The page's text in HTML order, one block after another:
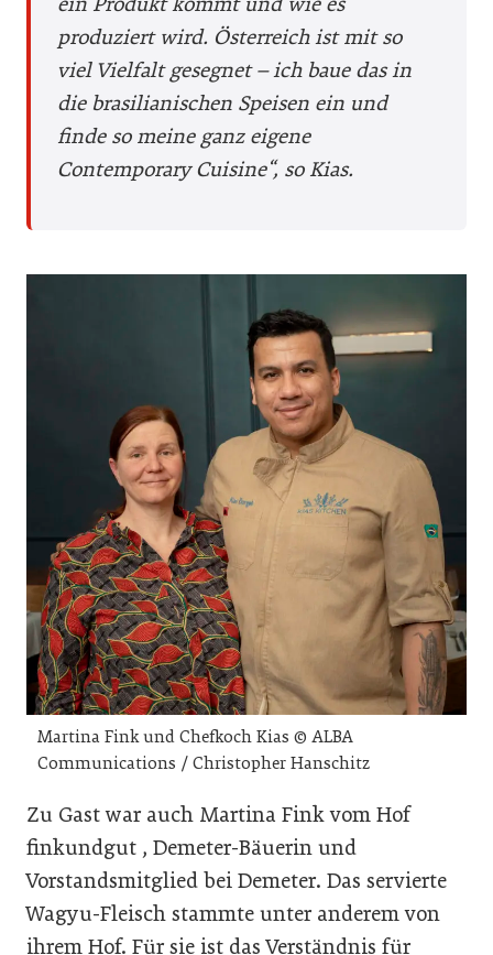
produziert wird. Österreich ist mit so
viel Vielfalt gesegnet – ich baue das in
die brasilianischen Speisen ein und
finde so meine ganz eigene
Contemporary Cuisine“, so Kias.
Martina Fink und Chefkoch Kias © ALBA
Communications / Christopher Hanschitz
Zu Gast war auch Martina Fink vom Hof
finkundgut , Demeter-Bäuerin und
Vorstandsmitglied bei Demeter. Das servierte
Wagyu-Fleisch stammte unter anderem von
ihrem Hof. Für sie ist das Verständnis für